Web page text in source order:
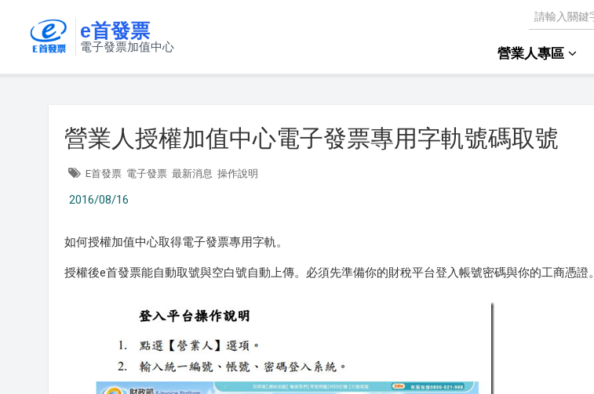
e首發票
電子發票加值中心 營業人專區
營業人授權加值中心電子發票專用字軌號碼取號
E首發票 電子發票 最新消息 操作說明
2016/08/16
如何授權加值中心取得電子發票專用字軌。
授權後e首發票能自動取號與空白號自動上傳。必須先準備你的財稅平台登入帳號密碼與你的工商憑證。